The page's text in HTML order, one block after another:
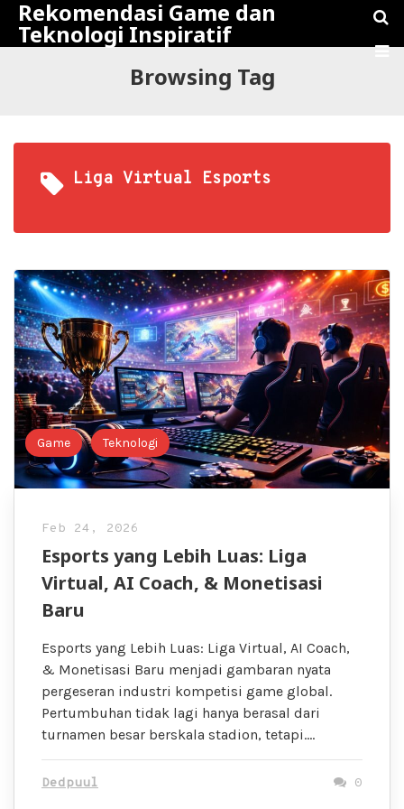
Rekomendasi Game dan
Teknologi Inspiratif
Browsing Tag
Liga Virtual Esports
Game Teknologi
Feb 24, 2026
Esports yang Lebih Luas: Liga
Virtual, AI Coach, & Monetisasi
Baru
Esports yang Lebih Luas: Liga Virtual, AI Coach,
& Monetisasi Baru menjadi gambaran nyata
pergeseran industri kompetisi game global.
Pertumbuhan tidak lagi hanya berasal dari
turnamen besar berskala stadion, tetapi….
Dedpuul 0